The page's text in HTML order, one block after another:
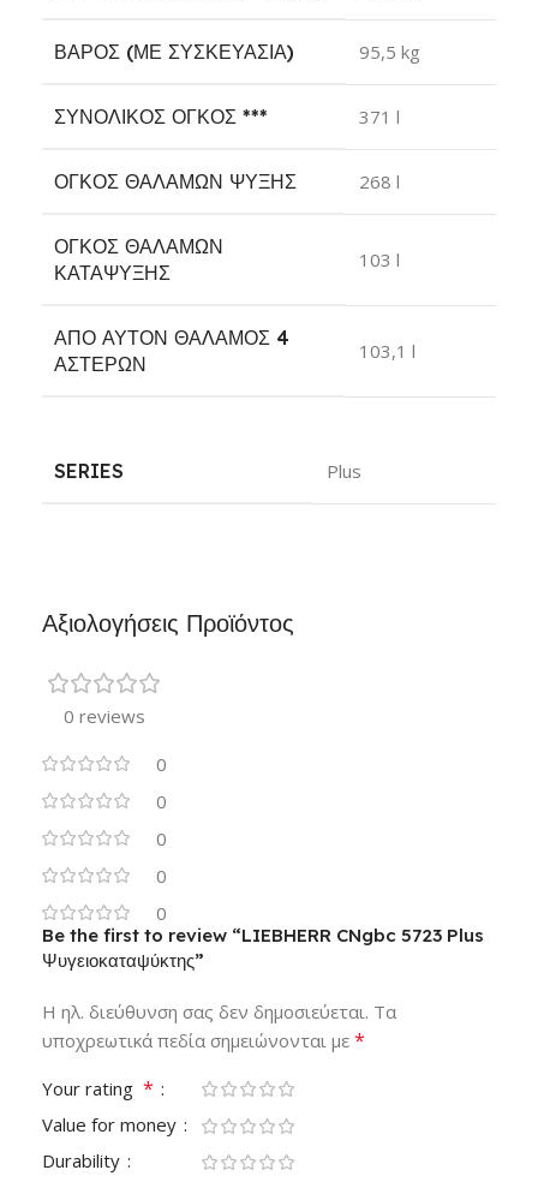
ΒΆΡΟΣ (ΜΕ ΣΥΣΚΕΥΑΣΊΑ) 95,5 kg
ΣΥΝΟΛΙΚΌΣ ΌΓΚΟΣ *** 371 l
ΌΓΚΟΣ ΘΑΛΆΜΩΝ ΨΎΞΗΣ 268 l
ΌΓΚΟΣ ΘΑΛΆΜΩΝ
ΚΑΤΆΨΥΞΗΣ
103 l
ΑΠΌ ΑΥΤΌΝ ΘΆΛΑΜΟΣ 4
ΑΣΤΈΡΩΝ
103,1 l
SERIES Plus
Αξιολογήσεις Προϊόντος
0 reviews
0
0
0
0
0
Be the first to review “LIEBHERR CNgbc 5723 Plus
Ψυγειοκαταψύκτης”
Η ηλ. διεύθυνση σας δεν δημοσιεύεται. Τα
υποχρεωτικά πεδία σημειώνονται με *
Your rating *
Value for money
Durability